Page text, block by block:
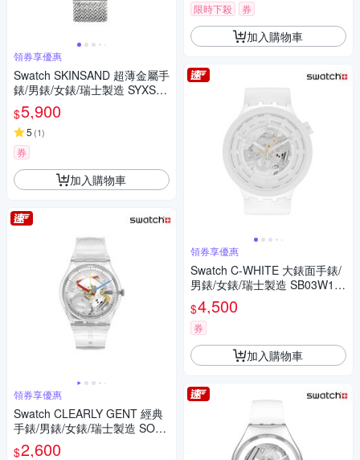
領券享優惠
Swatch SKINSAND 超薄金屬手
錶/男錶/女錶/瑞士製造 SYXS11
7M (38mm)
$5,900
5 (1)
券
加入購物車
領券享優惠
Swatch CLEARLY GENT 經典
手錶/男錶/女錶/瑞士製造 SO28
K100-S06 (34mm)
$2,600
限時下殺
券
加入購物車
領券享優惠
Swatch C-WHITE 大錶面手錶/
男錶/女錶/瑞士製造 SB03W10
0 (47mm)
$4,500
券
加入購物車